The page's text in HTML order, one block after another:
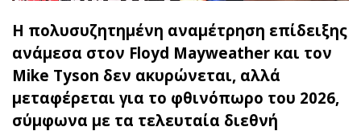
Η πολυσυζητημένη αναμέτρηση επίδειξης
ανάμεσα στον Floyd Mayweather και τον
Mike Tyson δεν ακυρώνεται, αλλά
μεταφέρεται για το φθινόπωρο του 2026,
σύμφωνα με τα τελευταία διεθνή